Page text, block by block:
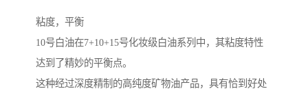
粘度，平衡
10号白油在7+10+15号化妆级白油系列中，其粘度特性
达到了精妙的平衡点。
这种经过深度精制的高纯度矿物油产品，具有恰到好处